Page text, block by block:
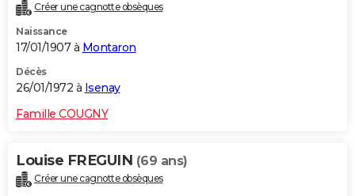
Créer une cagnotte obsèques
Naissance
17/01/1907 à Montaron
Décès
26/01/1972 à Isenay
Famille COUGNY
Louise FREGUIN (69 ans)
Créer une cagnotte obsèques